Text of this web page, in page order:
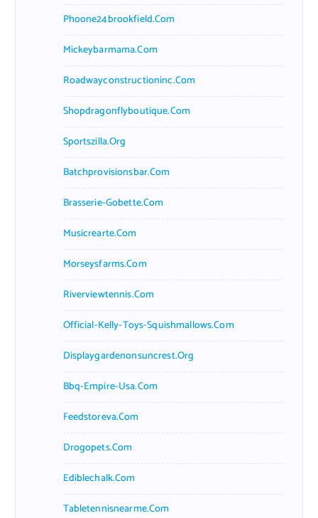
Phoone24brookfield.com
Mickeybarmama.com
Roadwayconstructioninc.com
Shopdragonflyboutique.com
Sportszilla.org
Batchprovisionsbar.com
Brasserie-Gobette.com
Musicrearte.com
Morseysfarms.com
Riverviewtennis.com
Official-Kelly-Toys-Squishmallows.com
Displaygardenonsuncrest.org
Bbq-Empire-Usa.com
Feedstoreva.com
Drogopets.com
Ediblechalk.com
Tabletennisnearme.com